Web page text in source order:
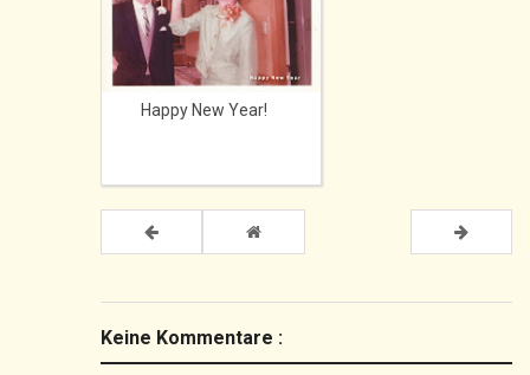
Happy New Year!
Keine Kommentare :